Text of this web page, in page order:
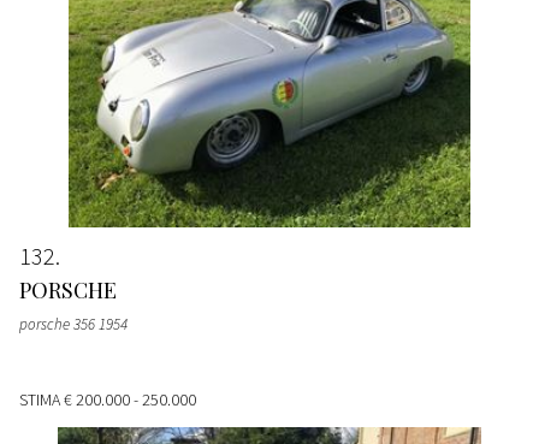
132
PORSCHE
porsche 356 1954
STIMA€ 200.000 - 250.000